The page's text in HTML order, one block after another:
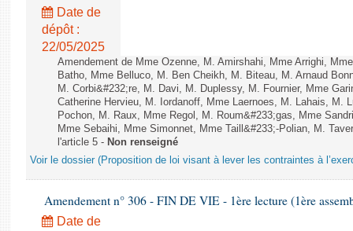
Date de
dépôt :
22/05/2025
Amendement de Mme Ozenne, M. Amirshahi, Mme Arrighi,
Batho, Mme Belluco, M. Ben Cheikh, M. Biteau, M. Arnaud
M. Corbi&#232;re, M. Davi, M. Duplessy, M. Fournier, Mme
Catherine Hervieu, M. Iordanoff, Mme Laernoes, M. Lahais, M.
Pochon, M. Raux, Mme Regol, M. Roum&#233;gas, Mme
Mme Sebaihi, Mme Simonnet, Mme Taill&#233;-Polian, M.
l'article 5 - Non renseigné
Voir le dossier (Proposition de loi visant à lever les contraintes à
Amendement n° 306 - FIN DE VIE - 1ère lecture (1ère
Date de